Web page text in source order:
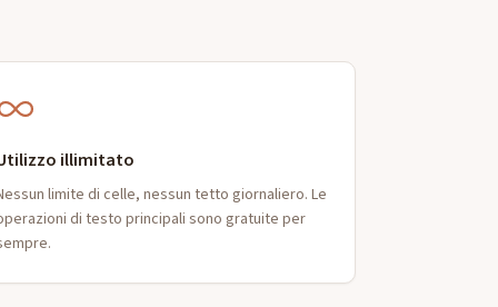
illimitato
limite di celle, nessun tetto giornaliero. Le
di testo principali sono gratuite per